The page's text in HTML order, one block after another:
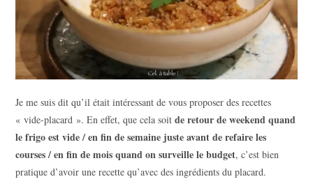
Je me suis dit qu’il était intéressant de vous proposer des recettes
« vide-placard ». En effet, que cela soitde retour de weekend quand
le frigo est vide / en fin de semaine juste avant de refaire les
courses / en fin de mois quand on surveille le budget, c’est bien
pratique d’avoir une recette qu’avec des ingrédients du placard.